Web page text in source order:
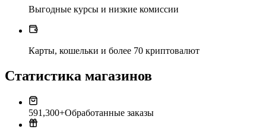
Выгодные курсы и низкие комиссии
Карты, кошельки и более 70 криптовалют
Статистика магазинов
591,300+Обработанные заказы